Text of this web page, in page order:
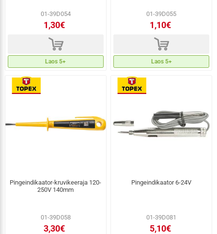
01-39D054
1,30€
d
Laos 5+
01-39D055
1,10€
d
Laos 5+
Pingeindikaator-kruvikeeraja 120-
250V 140mm
01-39D058
3,30€
Pingeindikaator 6-24V
01-39D081
5,10€